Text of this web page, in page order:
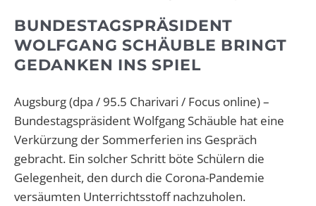
BUNDESTAGSPRÄSIDENT
WOLFGANG SCHÄUBLE BRINGT
GEDANKEN INS SPIEL
Augsburg (dpa / 95.5 Charivari / Focus online) –
Bundestagspräsident Wolfgang Schäuble hat eine
Verkürzung der Sommerferien ins Gespräch
gebracht. Ein solcher Schritt böte Schülern die
Gelegenheit, den durch die Corona-Pandemie
versäumten Unterrichtsstoff nachzuholen.